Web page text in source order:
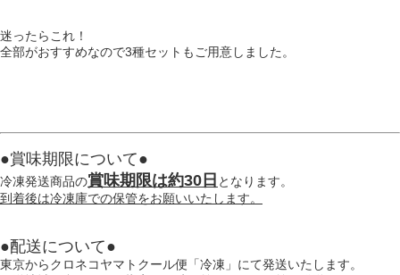
迷ったらこれ！
全部がおすすめなので3種セットもご用意しました。
●賞味期限について●
冷凍発送商品の賞味期限は約30日 となります。
到着後は冷凍庫での保管をお願いいたします。
●配送について●
東京からクロネコヤマトクール便「冷凍」にて発送いたします。